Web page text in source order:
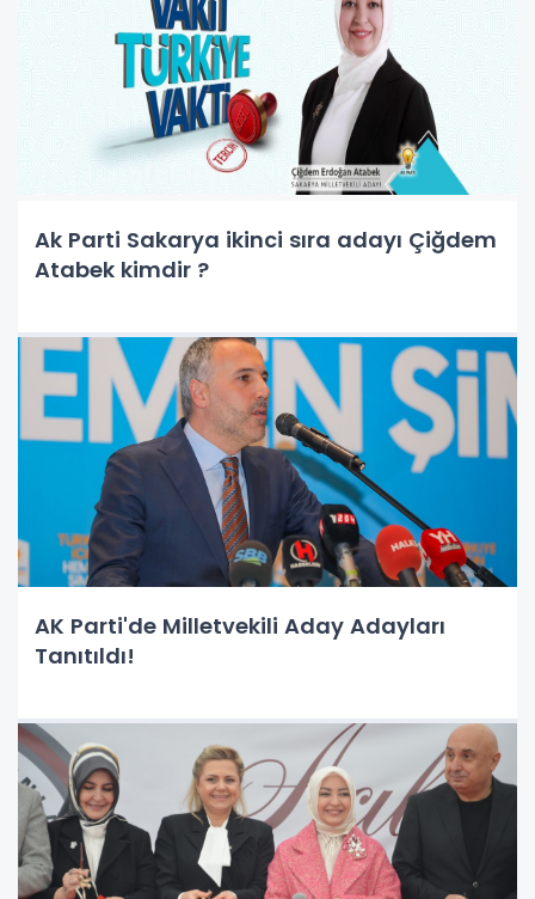
Ak Parti Sakarya ikinci sıra adayı Çiğdem
Atabek kimdir ?
AK Parti'de Milletvekili Aday Adayları
Tanıtıldı!